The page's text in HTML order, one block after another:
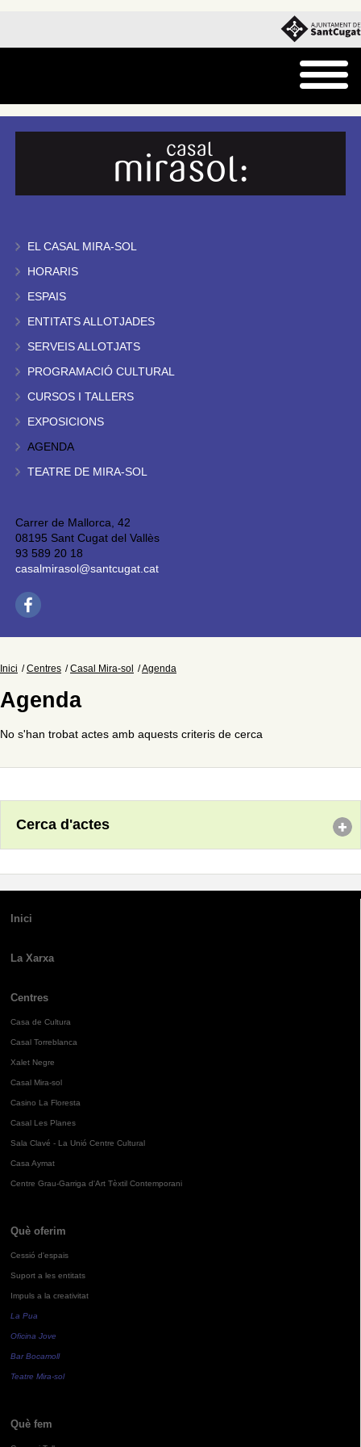
EL CASAL MIRA-SOL
HORARIS
ESPAIS
ENTITATS ALLOTJADES
SERVEIS ALLOTJATS
PROGRAMACIÓ CULTURAL
CURSOS I TALLERS
EXPOSICIONS
AGENDA
TEATRE DE MIRA-SOL
Carrer de Mallorca, 42
08195 Sant Cugat del Vallès
93 589 20 18
casalmirasol@santcugat.cat
Inici Centres Casal Mira-sol Agenda
Agenda
No s'han trobat actes amb aquests criteris de cerca
Cerca d'actes
Inici
La Xarxa
Centres
Casa de Cultura
Casal Torreblanca
Xalet Negre
Casal Mira-sol
Casino La Floresta
Casal Les Planes
Sala Clavé - La Unió Centre Cultural
Casa Aymat
Centre Grau-Garriga d'Art Tèxtil Contemporani
Què oferim
Cessió d'espais
Suport a les entitats
Impuls a la creativitat
La Pua
Oficina Jove
Bar Bocamoll
Teatre Mira-sol
Què fem